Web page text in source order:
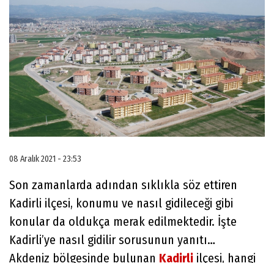
08 Aralık 2021 - 23:53
Son zamanlarda adından sıklıkla söz ettiren
Kadirli ilçesi, konumu ve nasıl gidileceği gibi
konular da oldukça merak edilmektedir. İşte
Kadirli’ye nasıl gidilir sorusunun yanıtı…
Akdeniz bölgesinde bulunan Kadirli ilçesi, hangi